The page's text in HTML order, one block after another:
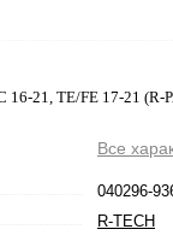
16-21, TE/FE 17-21 (R-
Все
040296-
R-TECH